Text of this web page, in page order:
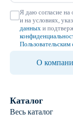
Я даю согласие
и на условиях,
данных и
О
Каталог
Весь каталог